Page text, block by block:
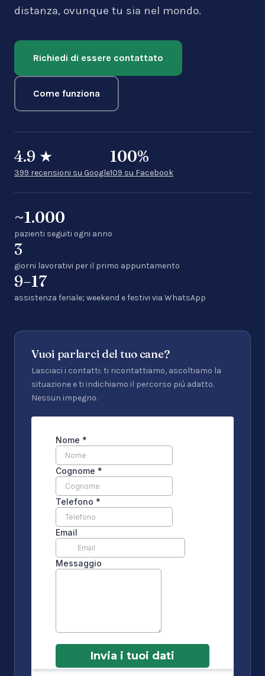
distanza, ovunque tu sia nel mondo.
Richiedi di essere contattato
Come funziona
4.9 ★
399 recensioni su Google
100%
109 su Facebook
~1.000
pazienti seguiti ogni anno
3
giorni lavorativi per il primo appuntamento
9–17
assistenza feriale; weekend e festivi via WhatsApp
Vuoi parlarci del tuo cane?
Lasciaci i contatti: ti ricontattiamo, ascoltiamo la
situazione e ti indichiamo il percorso più adatto.
Nessun impegno.